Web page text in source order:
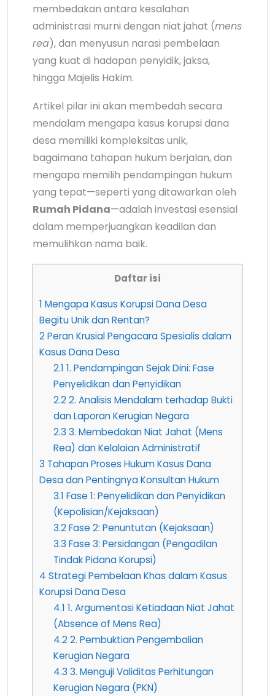
membedakan antara kesalahan
administrasi murni dengan niat jahat (mens
rea), dan menyusun narasi pembelaan
yang kuat di hadapan penyidik, jaksa,
hingga Majelis Hakim.
Artikel pilar ini akan membedah secara
mendalam mengapa kasus korupsi dana
desa memiliki kompleksitas unik,
bagaimana tahapan hukum berjalan, dan
mengapa memilih pendampingan hukum
yang tepat—seperti yang ditawarkan oleh
Rumah Pidana—adalah investasi esensial
dalam memperjuangkan keadilan dan
memulihkan nama baik.
Daftar isi
1 Mengapa Kasus Korupsi Dana Desa
Begitu Unik dan Rentan?
2Peran Krusial Pengacara Spesialis dalam
Kasus Dana Desa
2.1 1. Pendampingan Sejak Dini: Fase
Penyelidikan dan Penyidikan
2.22. Analisis Mendalam terhadap Bukti
dan Laporan Kerugian Negara
2.3 3. Membedakan Niat Jahat (Mens
Rea) dan Kelalaian Administratif
3 Tahapan Proses Hukum Kasus Dana
Desa dan Pentingnya Konsultan Hukum
3.1 Fase 1: Penyelidikan dan Penyidikan
(Kepolisian/Kejaksaan)
3.2Fase 2: Penuntutan (Kejaksaan)
3.3 Fase 3: Persidangan (Pengadilan
Tindak Pidana Korupsi)
4 Strategi Pembelaan Khas dalam Kasus
Korupsi Dana Desa
4.1 1. Argumentasi Ketiadaan Niat Jahat
(Absence of Mens Rea)
4.22. Pembuktian Pengembalian
Kerugian Negara
4.3 3. Menguji Validitas Perhitungan
Kerugian Negara (PKN)